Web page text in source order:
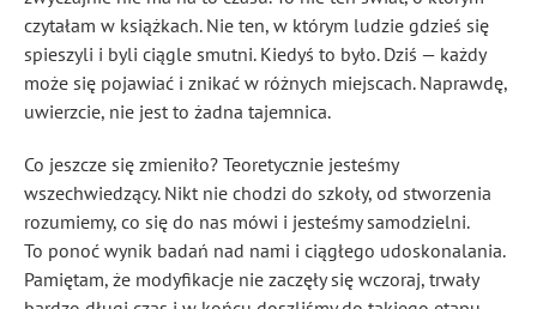
czytałam w książkach. Nie ten, w którym ludzie gdzieś się
spieszyli i byli ciągle smutni. Kiedyś to było. Dziś — każdy
może się pojawiać i znikać w różnych miejscach. Naprawdę,
uwierzcie, nie jest to żadna tajemnica.
Co jeszcze się zmieniło? Teoretycznie jesteśmy
wszechwiedzący. Nikt nie chodzi do szkoły, od stworzenia
rozumiemy, co się do nas mówi i jesteśmy samodzielni.
To ponoć wynik badań nad nami i ciągłego udoskonalania.
Pamiętam, że modyfikacje nie zaczęły się wczoraj, trwały